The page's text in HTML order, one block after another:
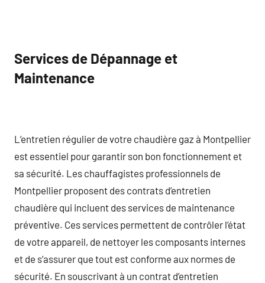
Services de Dépannage et
Maintenance
L’entretien régulier de votre chaudière gaz à Montpellier
est essentiel pour garantir son bon fonctionnement et
sa sécurité. Les chauffagistes professionnels de
Montpellier proposent des contrats d’entretien
chaudière qui incluent des services de maintenance
préventive. Ces services permettent de contrôler l’état
de votre appareil, de nettoyer les composants internes
et de s’assurer que tout est conforme aux normes de
sécurité. En souscrivant à un contrat d’entretien